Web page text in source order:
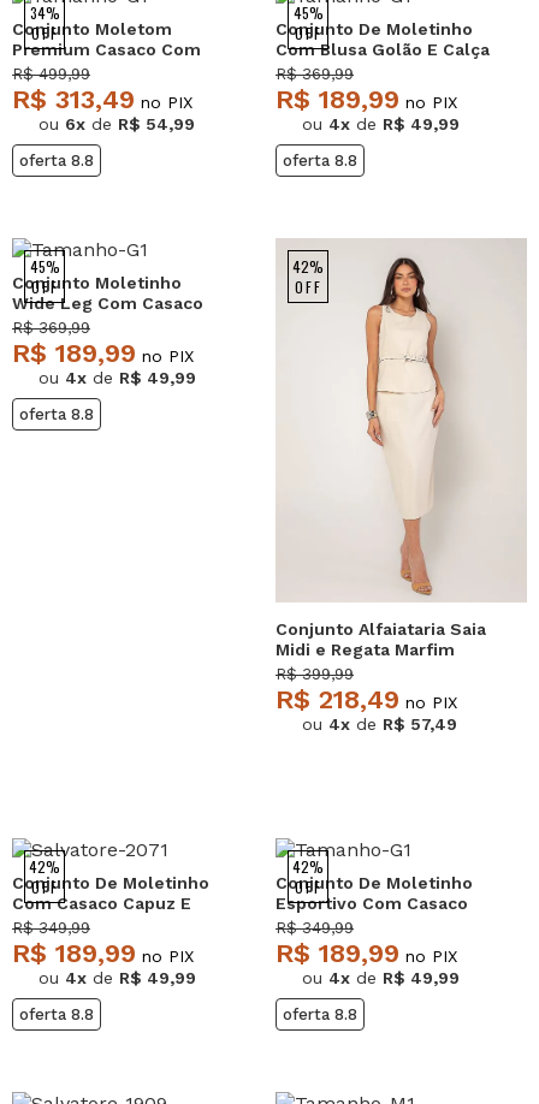
34%
OFF
Conjunto Moletom
Premium Casaco Com
bolsos e Wide Leg Preto
Salvatore
R$ 499,99
R$ 313,49 no PIX
ou 6x de R$ 54,99
oferta 8.8
45%
OFF
Conjunto De Moletinho
Com Blusa Golão E Calça
Wide Leg Marrom
Salvatore Fashion
R$ 369,99
R$ 189,99 no PIX
ou 4x de R$ 49,99
oferta 8.8
45%
OFF
Conjunto Moletinho
Wide Leg Com Casaco
de Capuz Marinho
Salvatore
R$ 369,99
R$ 189,99 no PIX
ou 4x de R$ 49,99
oferta 8.8
42%
OFF
Conjunto Alfaiataria Saia
Midi e Regata Marfim
Salvatore
R$ 399,99
R$ 218,49 no PIX
ou 4x de R$ 57,49
42%
OFF
Conjunto De Moletinho
Com Casaco Capuz E
Calça Jogger Verde
Salvatore
R$ 349,99
R$ 189,99 no PIX
ou 4x de R$ 49,99
oferta 8.8
42%
OFF
Conjunto De Moletinho
Esportivo Com Casaco
Capuz E Calça Jogger
Bege Salvatore
R$ 349,99
R$ 189,99 no PIX
ou 4x de R$ 49,99
oferta 8.8